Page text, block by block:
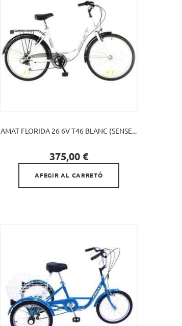
AMAT FLORIDA 26 6V T46 BLANC (SENSE...
Preu
375,00 €

AFEGIR AL CARRETÓ